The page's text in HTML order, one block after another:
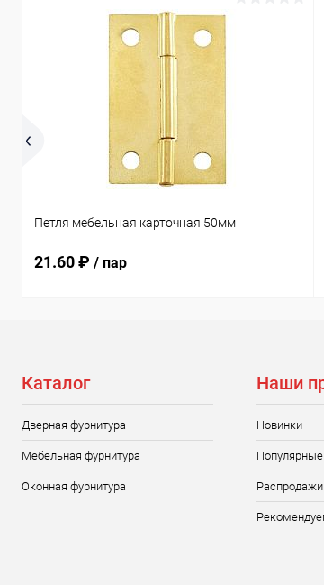
Петля мебельная карточная 50мм
21.60 ₽ / пар
Каталог
Дверная фурнитура
Мебельная фурнитура
Оконная фурнитура
Наши
Новинки